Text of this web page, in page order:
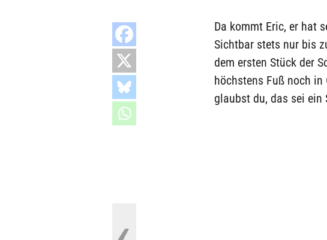
Da kommt Eric, er hat
Sichtbar stets nur bis
dem ersten Stück der
höchstens Fuß noch
glaubst du, das sei ein